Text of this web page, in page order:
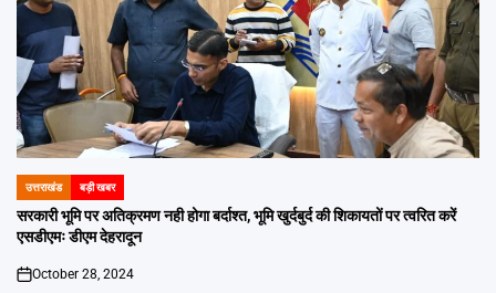
POSTED
IN
उत्तराखंड बड़ी खबर
सरकारी भूमि पर अतिक्रमण नही होगा बर्दाश्त, भूमि खुर्दबुर्द की शिकायतों पर त्वरित करें
एसडीएमः डीएम देहरादून
on
October 28, 2024